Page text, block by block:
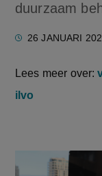
duurzaam
26 JANUARI
Lees meer over:
ilvo